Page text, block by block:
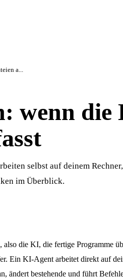
a...
wenn die
selbst auf deinem
im Überblick.
die KI, die fertige Programme
Ein KI-Agent arbeitet direkt auf
ändert bestehende und führt